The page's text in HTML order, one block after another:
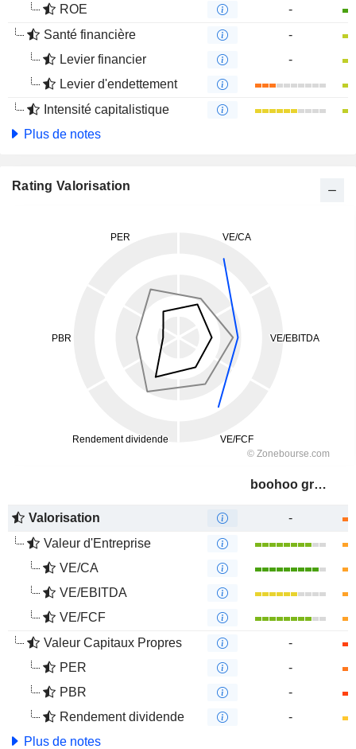
ROE
-
Santé financière
-
Levier financier
-
Levier d'endettement
Intensité capitalistique
Plus de notes
Rating Valorisation
boohoo group plc
Valorisation
-
Valeur d'Entreprise
VE/CA
VE/EBITDA
VE/FCF
Valeur Capitaux Propres
-
PER
-
PBR
-
Rendement dividende
-
Plus de notes